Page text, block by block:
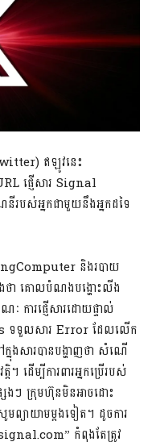
ឥឡូវនេះ
ផ្ញើសារ Signal
បស់អ្នកជាមួយនឹងអ្នកដទៃ
និងរបាយ
ងថា គោលបំណងបង្ហោះលីង
ការផ្ញើសារដោយផ្ទាល់
ទទួលសារ Error ដែលលើក
នុងសារបានបង្ហាញថា សំណើ
ដើម្បីការពារអ្នកប្រើរបស់
េងៗ ក្រុមហ៊ុនមិនអាចដោះ
ព្យាយាមម្តងទៀត។ ដូចការ
កំពុងតែត្រូវ